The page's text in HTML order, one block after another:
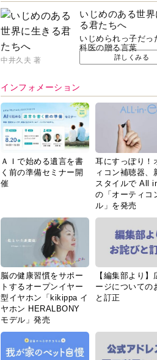
いじめのある世界
る君たちへ
いじめられっ子だっ
科医の贈る言葉
中井久夫 著 詳しくみる
インフォメーション
ＡＩで始める遺言を書
く前の準備セミナー開
催
耳にすっぽり！
ィコン補聴器、
スタイルで All
の「オーティコ
ル」を発売
脳の健康習慣をサポー
トするオープンイヤー
型イヤホン「kikippa イ
ヤホン HERALBONY
モデル」発売
【編集部より】
ージについての
と訂正